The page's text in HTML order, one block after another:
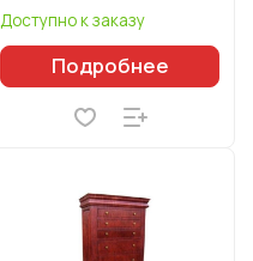
Доступно к заказу
Подробнее